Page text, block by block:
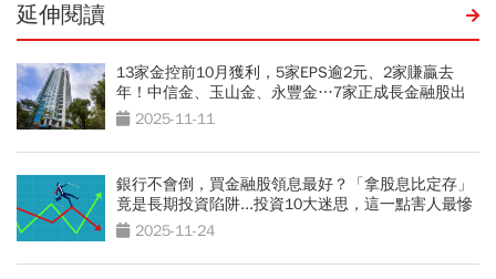
延伸閱讀
13家金控前10月獲利，5家EPS逾2元、2家賺贏去
年！中信金、玉山金、永豐金…7家正成長金融股出
列 2025-11-11
銀行不會倒，買金融股領息最好？「拿股息比定存」
竟是長期投資陷阱...投資10大迷思，這一點害人最慘
2025-11-24